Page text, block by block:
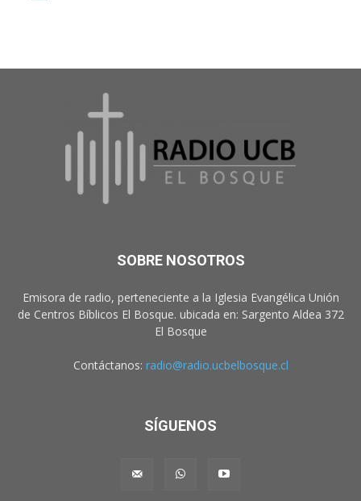
SOBRE NOSOTROS
Emisora de radio, perteneciente a la Iglesia Evangélica Unión
de Centros Bíblicos El Bosque. ubicada en: Sargento Aldea 372
El Bosque
Contáctanos: radio@radio.ucbelbosque.cl
SÍGUENOS